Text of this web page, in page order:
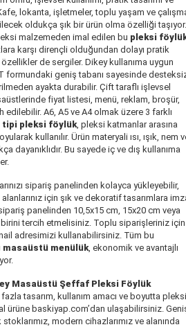
lokanta, işletmeler, toplu yaşam ve
oldukça şık bir ürün olma özelliği taşıyor.
malzemeden imal edilen bu pleksi
karşı dirençli olduğundan dolayı pratik
de sergiler. Dikey kullanıma uygun
formundaki geniş tabanı sayesinde
ayakta durabilir. Çift taraflı işlevsel
fiyat listesi, menü, reklam, broşür,
edilebilir. A6, A5 ve A4 olmak üzere 3 farklı
tipi pleksi föylük, pleksi katmanlar arasına
kullanılır. Ürün materyali ısı, ışık, nem
dayanıklıdır. Bu sayede iç ve dış kullanıma
sipariş panelinden kolayca yükleyebilir,
için şık ve dekoratif tasarımlara
panelinden 10,5x15 cm, 15x20 cm veya
birini tercih etmelisiniz. Toplu siparişleriniz için
adresimizi kullanabilirsiniz. Tüm bu
masaüstü menülük, ekonomik ve avantajlı
Masaüstü Şeffaf Pleksi Föylük
tasarım, kullanım amacı ve boyutta pleksi
ürüne baskiyap.com’dan ulaşabilirsiniz.
modern cihazlarımız ve alanında